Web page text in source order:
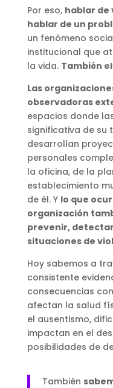
Por eso, hablar de
hablar de un
un fenómeno
institucional que
la vida. También
Las
observadoras
espacios donde
significativa de su
desarrollan
personales
la oficina, de la
establecimiento
de él. Y lo que
organización
prevenir,
situaciones de
Hoy sabemos a
consistente
consecuencias
afectan la salud
el ausentismo,
impactan en el
posibilidades de
También